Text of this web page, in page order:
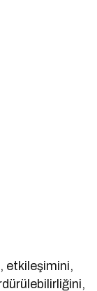
etkileşimini,